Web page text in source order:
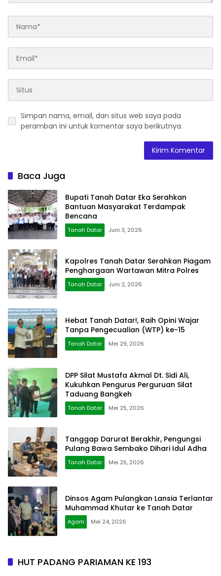
Simpan nama, email, dan situs web saya pada
peramban ini untuk komentar saya berikutnya.
Baca Juga
Bupati Tanah Datar Eka Serahkan
Bantuan Masyarakat Terdampak
Bencana
Tanah Datar Juni 3, 2026
Kapolres Tanah Datar Serahkan Piagam
Penghargaan Wartawan Mitra Polres
Tanah Datar Juni 2, 2026
Hebat Tanah Datar!, Raih Opini Wajar
Tanpa Pengecualian (WTP) ke-15
Tanah Datar Mei 29, 2026
DPP Silat Mustafa Akmal Dt. Sidi Ali,
Kukuhkan Pengurus Perguruan Silat
Taduang Bangkeh
Tanah Datar Mei 25, 2026
Tanggap Darurat Berakhir, Pengungsi
Pulang Bawa Sembako Dihari Idul Adha
Tanah Datar Mei 25, 2026
Dinsos Agam Pulangkan Lansia Terlantar
Muhammad Khutar ke Tanah Datar
Agam Mei 24, 2026
HUT PADANG PARIAMAN KE 193